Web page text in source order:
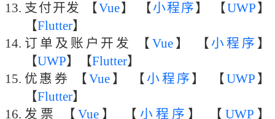
支付开发 【Vue】 【 小程序 】 【UWP 】
【Flutter】
订单及账户开发 【 Vue】 【 小程序 】
【UWP】【Flutter】
优惠券 【Vue 】 【 小程序 】 【 UWP 】
【Flutter】
发票 【Vue 】 【 小程序 】 【UWP 】